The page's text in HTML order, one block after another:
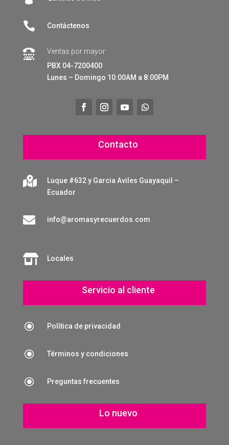
 Contáctenos

Ventas por mayor
PBX 04-7200400
Lunes – Domingo 10:00AM a 8:00PM
Contacto

Luque #632 y Garcia Aviles Guayaquil –
Ecuador
 info@aromasyrecuerdos.com
 Locales
Servicio al cliente
\ Política de privacidad
\ Términos y condiciones
\ Preguntas frecuentes
Lo nuevo